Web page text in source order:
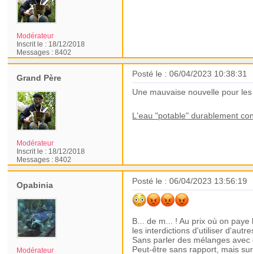
Modérateur
Inscrit le : 18/12/2018
Messages :8402
Grand Père
Modérateur
Inscrit le : 18/12/2018
Messages :8402
Posté le : 06/04/2023 10:38:31
Une mauvaise nouvelle pour
L'eau "potable" durablement
Opabinia
Modérateur
Posté le : 06/04/2023 13:56:19
B... de m... ! Au prix où on
les interdictions d'utiliser
Sans parler des mélanges
Peut-être sans rapport, mais